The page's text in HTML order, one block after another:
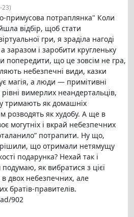
23)
примусова потраплянка" Коли
відбір, щоб стати
гри, я зраділа нагоді
заразом і заробити кругленьку
попередити, що це зовсім не гра,
небезпечні види, казки
магія, а люди — примітивні
рівні вимерлих неандертальців,
тримають як домашніх
розводять як худобу. А ще в
могутніх і вкрай небезпечних
потрапити. Ну що,
що отримали нетямущу
подарунка? Нехай так і
як вибратися з цієї
в двох небезпечних, але
братів-правителів.
902